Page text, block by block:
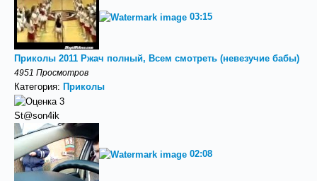
03:15
Приколы 2011 Ржач полный, Всем смотреть (невезучие бабы)
4951 Просмотров
Категория: Приколы
St@son4ik
02:08